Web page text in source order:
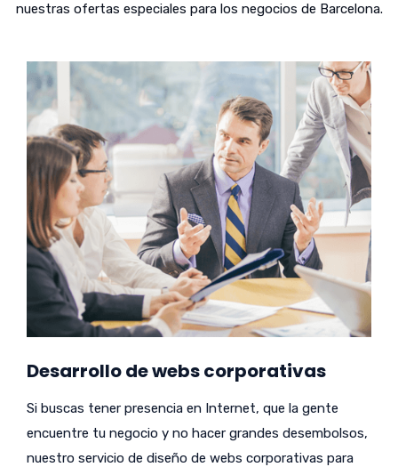
nuestras ofertas especiales para los negocios de Barcelona.
Desarrollo de webs corporativas
Si buscas tener presencia en Internet, que la gente
encuentre tu negocio y no hacer grandes desembolsos,
nuestro servicio de diseño de webs corporativas para